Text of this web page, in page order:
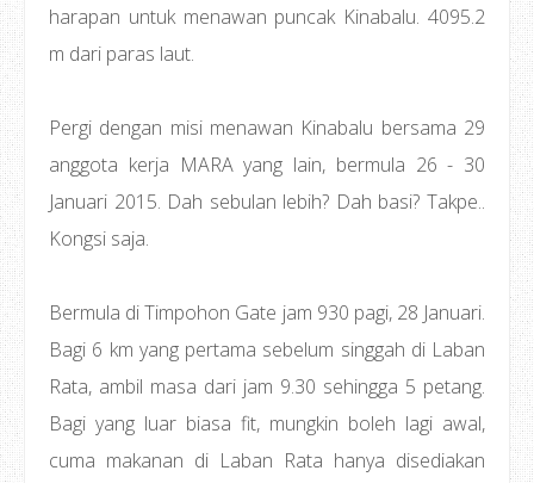
harapan untuk menawan puncak Kinabalu. 4095.2
m dari paras laut.
Pergi dengan misi menawan Kinabalu bersama 29
anggota kerja MARA yang lain, bermula 26 - 30
Januari 2015. Dah sebulan lebih? Dah basi? Takpe..
Kongsi saja.
Bermula di Timpohon Gate jam 930 pagi, 28 Januari.
Bagi 6 km yang pertama sebelum singgah di Laban
Rata, ambil masa dari jam 9.30 sehingga 5 petang.
Bagi yang luar biasa fit, mungkin boleh lagi awal,
cuma makanan di Laban Rata hanya disediakan